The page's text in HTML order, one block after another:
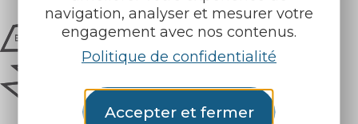
navigation, analyser et mesurer votre
engagement avec nos contenus.
Politique de confidentialité
Accepter et fermer